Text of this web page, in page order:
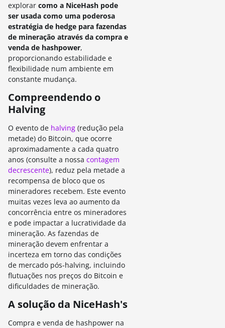
explorar como a NiceHash pode
ser usada como uma poderosa
estratégia de hedge para fazendas
de mineração através da compra e
venda de hashpower,
proporcionando estabilidade e
flexibilidade num ambiente em
constante mudança.
Compreendendo o
Halving
O evento de halving (redução pela
metade) do Bitcoin, que ocorre
aproximadamente a cada quatro
anos (consulte a nossa contagem
decrescente), reduz pela metade a
recompensa de bloco que os
mineradores recebem. Este evento
muitas vezes leva ao aumento da
concorrência entre os mineradores
e pode impactar a lucratividade da
mineração. As fazendas de
mineração devem enfrentar a
incerteza em torno das condições
de mercado pós-halving, incluindo
flutuações nos preços do Bitcoin e
dificuldades de mineração.
A solução da NiceHash's
Compra e venda de hashpower na